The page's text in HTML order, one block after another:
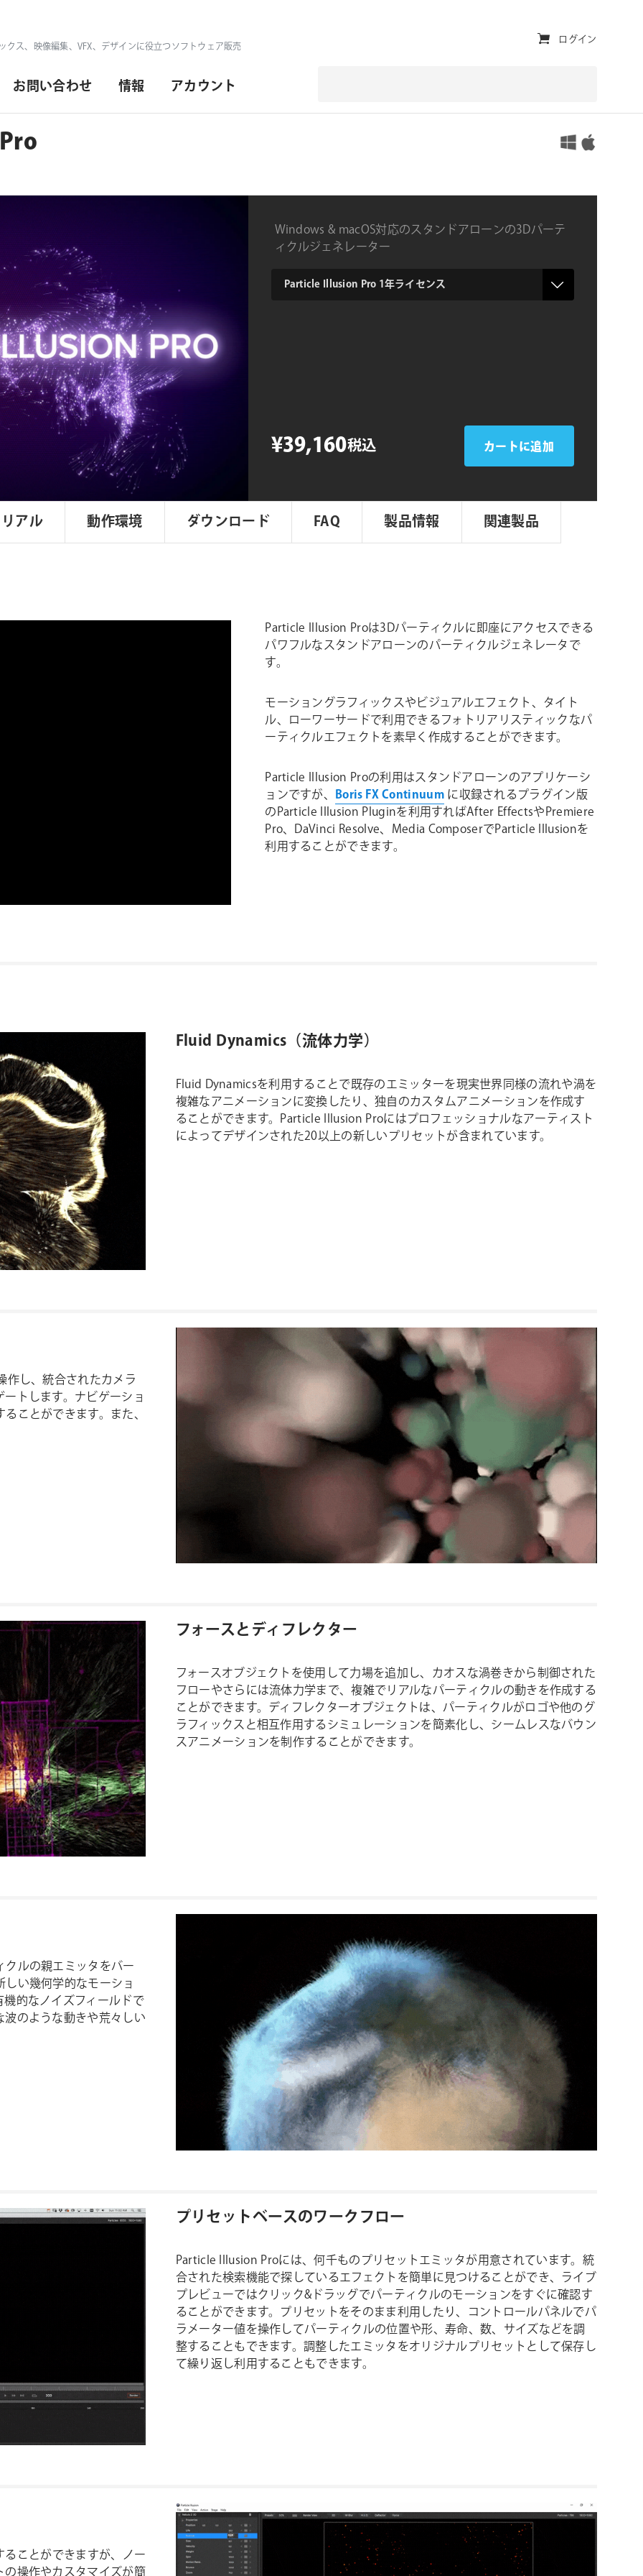
クス、映像編集、VFX、デザインに役立つソフトウェア販売
お問い合わせ 情報 アカウント
ユ
ィ
ィ・
ナ
ゲ
ー
ログイン
対応OS
Windows & macOS対応のスタンドアローンの3Dパーテ
ィクルジェネレーター
type
¥39,160税込 カートに追加
アル 動作環境 ダウンロード FAQ 製品情報 関連製品
Particle Illusion Proは3Dパーティクルに即座にアクセスできる
パワフルなスタンドアローンのパーティクルジェネレータで
す。
モーショングラフィックスやビジュアルエフェクト、タイト
ル、ローワーサードで利用できるフォトリアリスティックなパ
ーティクルエフェクトを素早く作成することができます。
Particle Illusion Proの利用はスタンドアローンのアプリケーシ
ョンですが、 Boris FX Continuumに収録されるプラグイン版
のParticle Illusion Pluginを利用すればAfter EffectsやPremiere
Pro、DaVinci Resolve、Media ComposerでParticle Illusionを
利用することができます。
Fluid Dynamics（流体力学）
Fluid Dynamicsを利用することで既存のエミッターを現実世界同様の流れや渦を
複雑なアニメーションに変換したり、独自のカスタムアニメーションを作成す
ることができます。Particle Illusion Proにはプロフェッショナルなアーティスト
によってデザインされた20以上の新しいプリセットが含まれています。
作し、統合されたカメラ
トします。ナビゲーショ
ことができます。また、
フォースとディフレクター
フォースオブジェクトを使用して力場を追加し、カオスな渦巻きから制御された
フローやさらには流体力学まで、複雑でリアルなパーティクルの動きを作成する
ことができます。ディフレクターオブジェクトは、パーティクルがロゴや他のグ
ラフィックスと相互作用するシミュレーションを簡素化し、シームレスなバウン
スアニメーションを制作することができます。
ルの親エミッタをバー
い幾何学的なモーショ
的なノイズフィールドで
のような動きや荒々しい
プリセットベースのワークフロー
Particle Illusion Proには、何千ものプリセットエミッタが用意されています。統
合された検索機能で探しているエフェクトを簡単に見つけることができ、ライブ
プレビューではクリック&ドラッグでパーティクルのモーションをすぐに確認す
ることができます。プリセットをそのまま利用したり、コントロールパネルでパ
ラメーター値を操作してパーティクルの位置や形、寿命、数、サイズなどを調
整することもできます。調整したエミッタをオリジナルプリセットとして保存し
て繰り返し利用することもできます。
ことができますが、ノー